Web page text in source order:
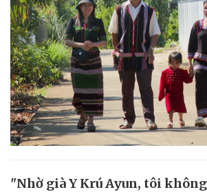
"Nhờ già Y Krú Ayun, tôi